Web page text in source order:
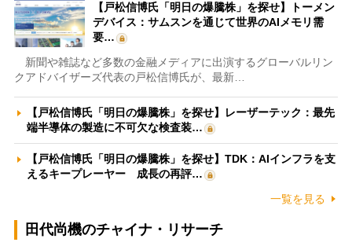
【戸松信博氏「明日の爆騰株」を探せ】トーメン
デバイス：サムスンを通じて世界のAIメモリ需
要…
新聞や雑誌など多数の金融メディアに出演するグローバルリン
クアドバイザーズ代表の戸松信博氏が、最新…
【戸松信博氏「明日の爆騰株」を探せ】レーザーテック：最先
端半導体の製造に不可欠な検査装…
【戸松信博氏「明日の爆騰株」を探せ】TDK：AIインフラを支
えるキープレーヤー 成長の再評…
一覧を見る
田代尚機のチャイナ・リサーチ